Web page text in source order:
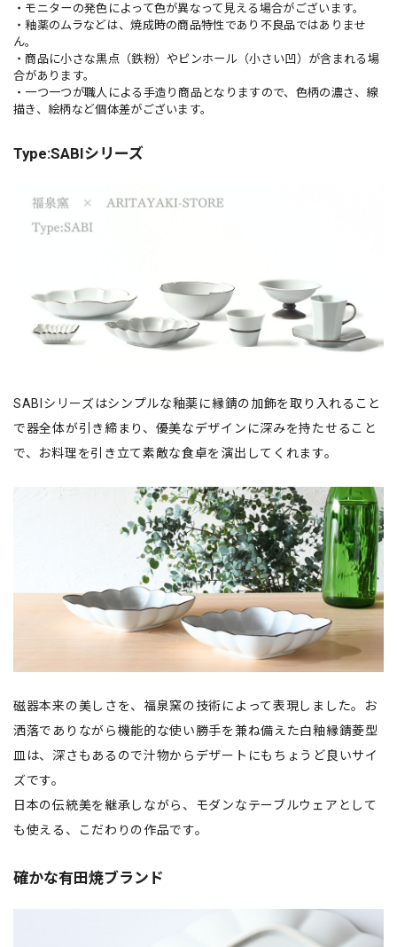
・モニターの発色によって色が異なって見える場合がございます。
・釉薬のムラなどは、焼成時の商品特性であり不良品ではありませ
ん。
・商品に小さな黒点（鉄粉）やピンホール（小さい凹）が含まれる場
合があります。
・一つ一つが職人による手造り商品となりますので、色柄の濃さ、線
描き、絵柄など個体差がございます。
Type:SABIシリーズ
SABIシリーズはシンプルな釉薬に縁錆の加飾を取り入れること
で器全体が引き締まり、優美なデザインに深みを持たせること
で、お料理を引き立て素敵な食卓を演出してくれます。
磁器本来の美しさを、福泉窯の技術によって表現しました。お
洒落でありながら機能的な使い勝手を兼ね備えた白釉縁錆菱型
皿は、深さもあるので汁物からデザートにもちょうど良いサイ
ズです。
日本の伝統美を継承しながら、モダンなテーブルウェアとして
も使える、こだわりの作品です。
確かな有田焼ブランド